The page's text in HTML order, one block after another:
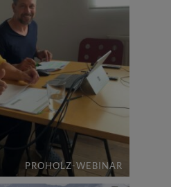
PROHOLZ-WEBINAR